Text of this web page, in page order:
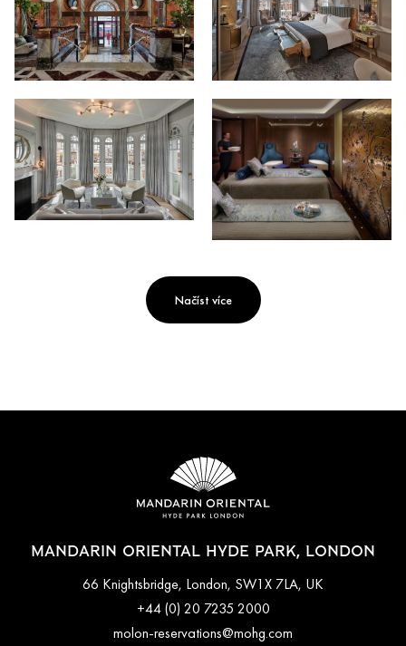
Načíst více
MANDARIN ORIENTAL HYDE PARK, LONDON
66 Knightsbridge, London, SW1X 7LA, UK
+44 (0) 20 7235 2000
molon-reservations@mohg.com